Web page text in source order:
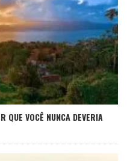
QUE VOCÊ NUNCA DEVERIA